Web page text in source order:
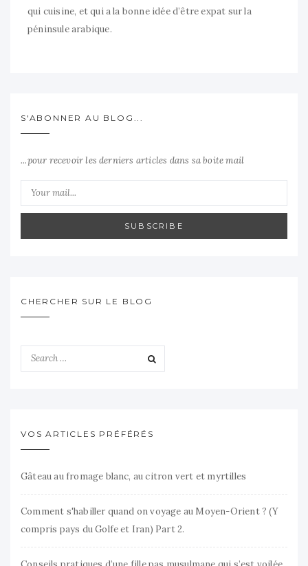
qui cuisine, et qui a la bonne idée d’être expat sur la
péninsule arabique.
S'ABONNER AU BLOG...
...pour recevoir les derniers articles dans sa boite mail
SUBSCRIBE
CHERCHER SUR LE BLOG
VOS ARTICLES PRÉFÉRÉS
Gâteau au fromage blanc, au citron vert et myrtilles
Comment s'habiller quand on voyage au Moyen-Orient ? (Y
compris pays du Golfe et Iran) Part 2.